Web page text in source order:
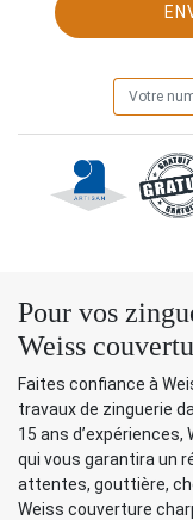
Pour vos
Weiss
Faites confiance à
travaux de zinguerie
15 ans
qui vous garantira un
attentes, gouttière,
Weiss couverture